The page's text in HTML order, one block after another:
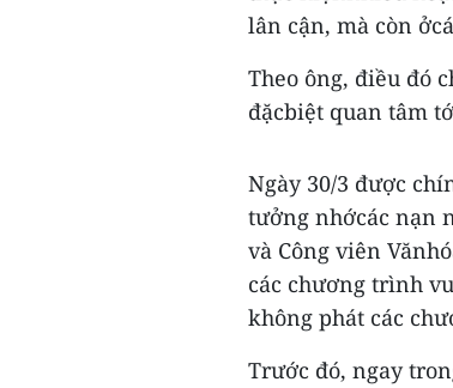
lân cận, mà còn
Theo ông, điều đó
đặcbiệt quan tâm
Ngày 30/3 được
tưởng nhớcác nạn
và Công viên
các chương trình
không phát các
Trước đó, ngay